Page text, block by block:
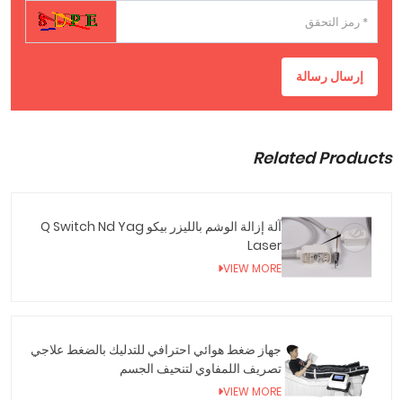
إرسال رسالة
Related Products
آلة إزالة الوشم بالليزر بيكو Q Switch Nd Yag
Laser
VIEW MORE
جهاز ضغط هوائي احترافي للتدليك بالضغط علاجي
تصريف اللمفاوي لتنحيف الجسم
VIEW MORE